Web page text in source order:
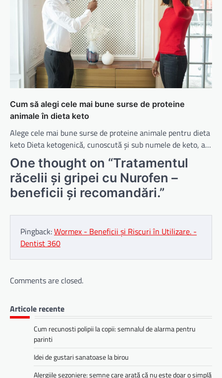
Cum să alegi cele mai bune surse de proteine
animale în dieta keto
Alege cele mai bune surse de proteine animale pentru dieta
keto Dieta ketogenică, cunoscută și sub numele de keto, a…
One thought on “Tratamentul
răcelii și gripei cu Nurofen –
beneficii și recomandări.”
Pingback:Wormex - Beneficii și Riscuri în Utilizare. -
Dentist 360
Comments are closed.
Articole recente
Cum recunosti polipii la copii: semnalul de alarma pentru
parinti
Idei de gustari sanatoase la birou
Alergiile sezoniere: semne care arată că nu este doar o simplă